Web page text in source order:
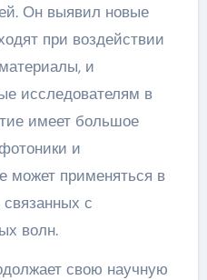
Он выявил новые
при воздействии
и
исследователям в
имеет большое
и
может применяться в
связанных с
волн.
свою научную